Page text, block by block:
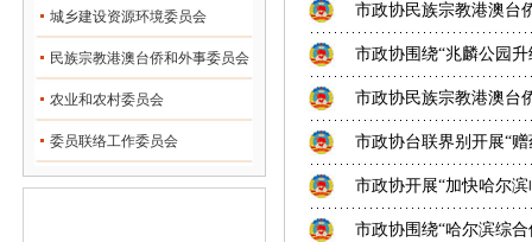
城乡建设资源环境委员会
民族宗教港澳台侨和外事委员会
农业和农村委员会
委员联络工作委员会
市政协民族宗教港澳台
市政协围绕“兆麟公园
市政协民族宗教港澳台
市政协台联界别开展“
市政协开展“加快哈尔
市政协围绕“哈尔滨综